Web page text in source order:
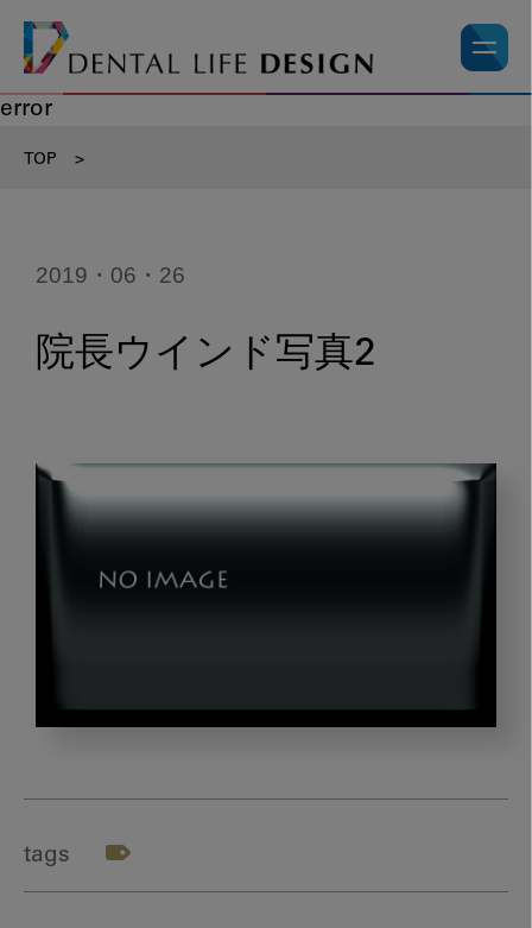
error
TOP >
2019・06・26
院長ウインド写真2
ウ
ン
ド
tags